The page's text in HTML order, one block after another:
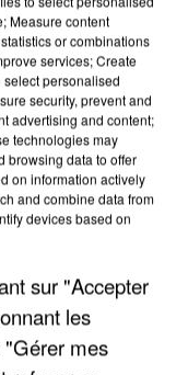
Voir plus
DES
Measure content
or combinations
services; Create
personalised
security, prevent and
advertising and content;
technologies may
browsing data to offer
on information actively
and combine data from
devices based on
sur "Accepter
les
"Gérer mes